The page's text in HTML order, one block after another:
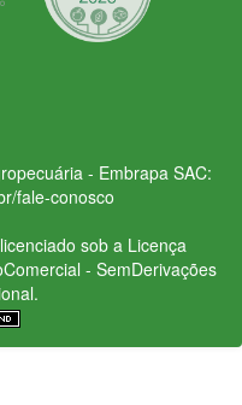
- Embrapa SAC:
fale-conosco
sob a Licença
- SemDerivações